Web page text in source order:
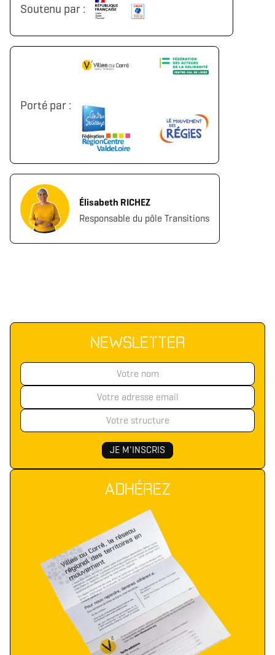
Soutenu par :
Porté par :
Élisabeth RICHEZ
Responsable du pôle Transitions
NEWSLETTER
ADHÉREZ